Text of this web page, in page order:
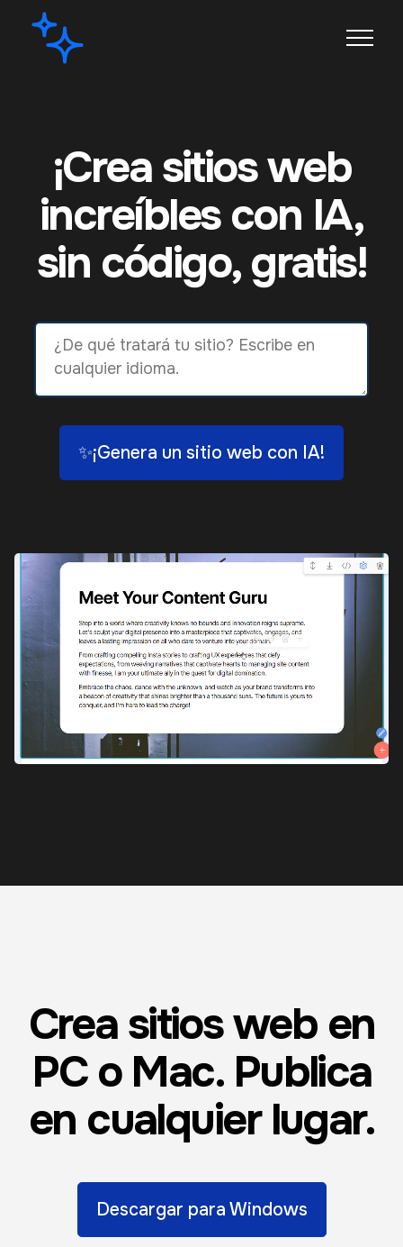
¡Crea sitios web
increíbles con IA,
sin código, gratis!
✨¡Genera un sitio web con IA!
Crea sitios web en
PC o Mac. Publica
en cualquier lugar.
Descargar para Windows